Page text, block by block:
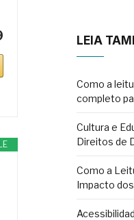
LEIA
Como a
completo
Cultura e
Direitos de
Como a
Impacto